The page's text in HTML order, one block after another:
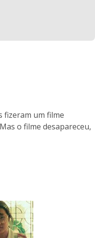
fizeram um filme
o filme desapareceu,